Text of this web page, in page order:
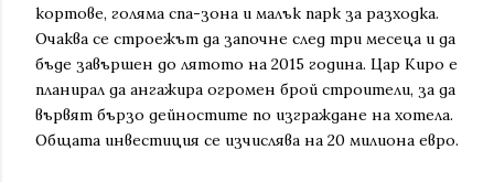
кортове, голяма спа-зона и малък парк за разходка.
Очаква се строежът да започне след три месеца и да
бъде завършен до лятото на 2015 година. Цар Киро е
планирал да ангажира огромен брой строители, за да
вървят бързо дейностите по изграждане на хотела.
Общата инвестиция се изчислява на 20 милиона евро.